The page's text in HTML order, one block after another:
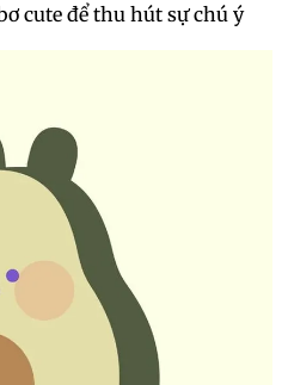
cute để thu hút sự chú ý